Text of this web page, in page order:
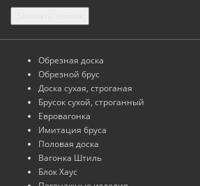
Обрезная доска
Обрезной брус
Доска сухая, строганая
Брусок сухой, строганный
Евровагонка
Имитация бруса
Половая доска
Вагонка Штиль
Блок Хаус